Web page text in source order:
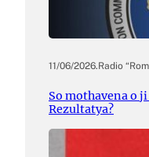
11/06/2026.Radio
So mothavena o
Rezultatya?